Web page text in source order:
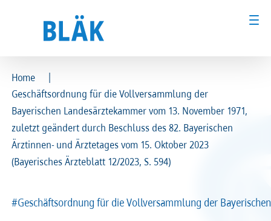
Ärztinnen und Ärzte
MFA & Fachpersonal
Patientinnen und Patienten
Kammer & Politik
Ärztinnen und Ärzte
MFA & Fachpersonal
Patientinnen und Patienten
Kammer & Politik
Home
|
Geschäftsordnung für die Vollversammlung der
Bayerischen Landesärztekammer vom 13. November 1971,
zuletzt geändert durch Beschluss des 82. Bayerischen
Ärztinnen- und Ärztetages vom 15. Oktober 2023
(Bayerisches Ärzteblatt 12/2023, S. 594)
#Geschäftsordnung für die Vollversammlung der